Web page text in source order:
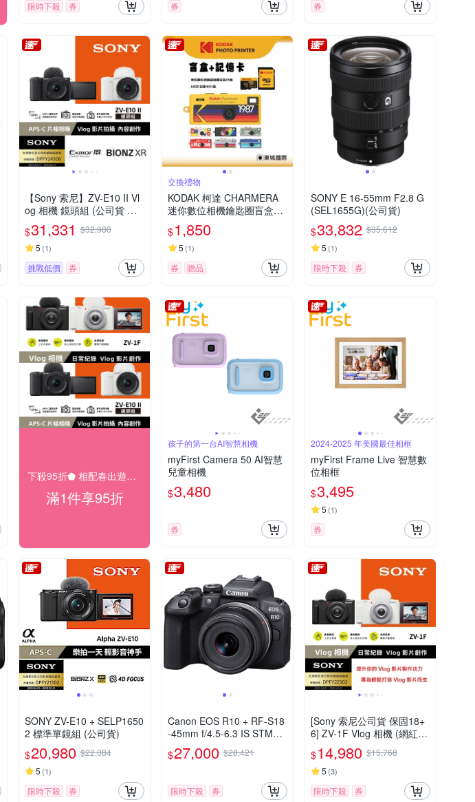
限時下殺 券 券 券
【Sony 索尼】ZV-E10 II Vl
og 相機 鏡頭組 (公司貨 保
固18+6個月)
$31,331 $32,980
5 (1)
挑戰低價 券
交換禮物
KODAK 柯達 CHARMERA
迷你數位相機鑰匙圈盲盒+6
4G記憶卡組
$1,850
5 (1)
券 贈品
SONY E 16-55mm F2.8 G
(SEL1655G)(公司貨)
$33,832 $35,612
5 (1)
限時下殺 券
下殺95折⬟ 相配春出遊大促
滿1件享95折
孩子的第一台AI智慧相機
myFirst Camera 50 AI智慧
兒童相機
$3,480
券
2024-2025 年美國最佳相框
myFirst Frame Live 智慧數
位相框
$3,495
5 (1)
券
SONY ZV-E10 + SELP1650
2 標準單鏡組 (公司貨)
$20,980 $22,084
5 (1)
限時下殺 券
Canon EOS R10 + RF-S18
-45mm f/4.5-6.3 IS STM
(公司貨)
$27,000 $28,421
限時下殺 券
[Sony 索尼公司貨 保固18+
6] ZV-1F Vlog 相機 (網紅新
手/生活隨拍)
$14,980 $15,768
5 (3)
限時下殺 券